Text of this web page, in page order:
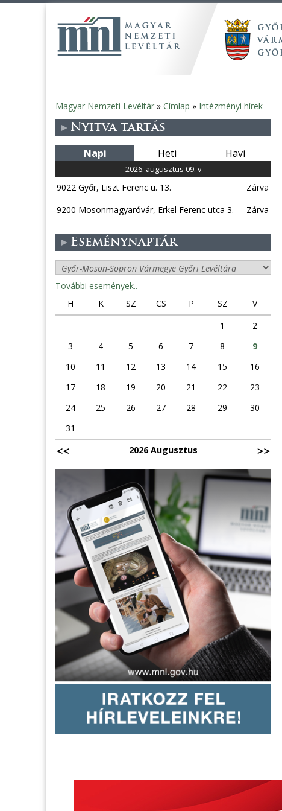
Jelenlegi
hely
Magyar Nemzeti Levéltár » Címlap » Intézményi hírek
Nyitva tartás
Napi Heti Havi
2026. augusztus 09. v
9022 Győr, Liszt Ferenc u. 13.
Zárva
9200 Mosonmagyaróvár, Erkel Ferenc utca 3.
Zárva
Eseménynaptár
További események..
H
K SZ CS P SZ
V
1
2
3
4 5 6 7 8
9
10
11 12 13 14 15
16
17
18 19 20 21 22
23
24
25 26 27 28 29
30
31
2026 Augusztus